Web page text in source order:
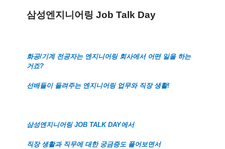
삼성엔지니어링 Job Talk Day
화공/기계 전공자는 엔지니어링 회사에서 어떤 일을 하는
거죠?
선배들이 들려주는 엔지니어링 업무와 직장 생활!
삼성엔지니어링JOB TALK DAY에서
직장 생활과 직무에 대한 궁금증도 풀어보면서